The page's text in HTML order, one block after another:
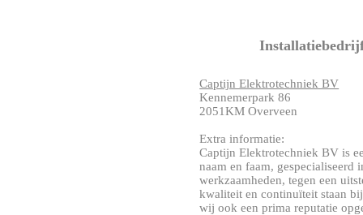
Captijn Elektrotechniek BV
Kennemerpark 86
2051KM Overveen
Extra informatie:
Captijn Elektrotechniek BV is
naam en faam,
werkzaamheden, tegen een
kwaliteit en continuïteit staan
wij ook een prima reputatie